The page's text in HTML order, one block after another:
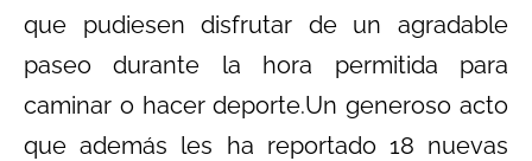
que pudiesen disfrutar de un agradable
paseo durante la hora permitida para
caminar o hacer deporte.Un generoso acto
que además les ha reportado 18 nuevas